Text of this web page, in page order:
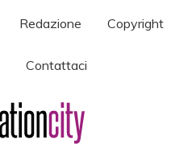
Redazione Copyright
Contattaci